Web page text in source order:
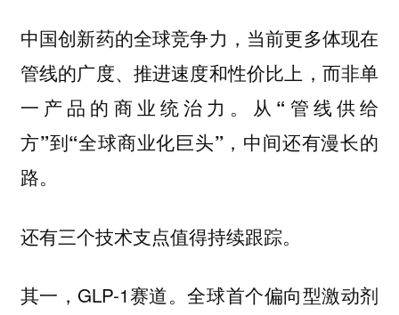
中国创新药的全球竞争力，当前更多体现在
管线的广度、推进速度和性价比上，而非单
一产品的商业统治力。从“管线供给
方”到“全球商业化巨头”，中间还有漫长的
路。
还有三个技术支点值得持续跟踪。
其一，GLP-1赛道。全球首个偏向型激动剂